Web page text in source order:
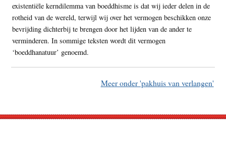
existentiële kerndilemma van boeddhisme is dat wij ieder delen in de
rotheid van de wereld, terwijl wij over het vermogen beschikken onze
bevrijding dichterbij te brengen door het lijden van de ander te
verminderen. In sommige teksten wordt dit vermogen
‘boeddhanatuur’ genoemd.
Meer onder 'pakhuis van verlangen'